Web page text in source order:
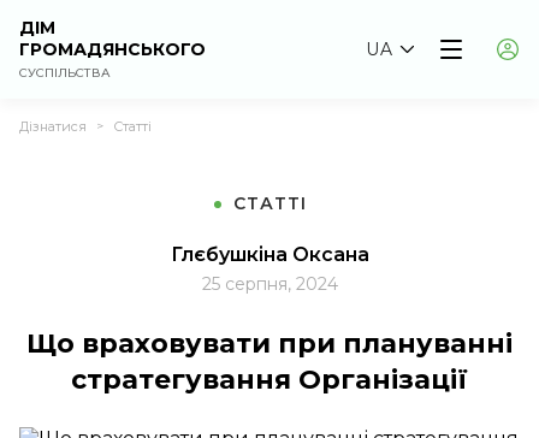
ДІМ
ГРОМАДЯНСЬКОГО
СУСПІЛЬСТВА
UA
Дізнатися > Статті
СТАТТІ
Глєбушкіна Оксана
25 серпня, 2024
Що враховувати при плануванні
стратегування Організації